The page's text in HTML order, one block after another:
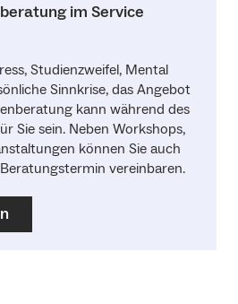
im Service
Studienzweifel, Mental
Sinnkrise, das Angebot
kann während des
Sie sein. Neben Workshops,
können Sie auch
vereinbaren.